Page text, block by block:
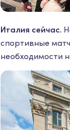
Италия сейчас.
спортивные
необходимости